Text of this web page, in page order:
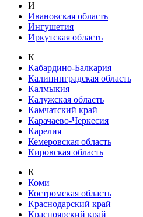
И
Ивановская область
Ингушетия
Иркутская область
К
Кабардино-Балкария
Калининградская область
Калмыкия
Калужская область
Камчатский край
Карачаево-Черкесия
Карелия
Кемеровская область
Кировская область
К
Коми
Костромская область
Краснодарский край
Красноярский край